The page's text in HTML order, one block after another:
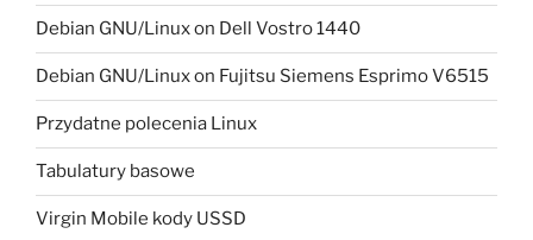
Debian GNU/Linux on Dell Vostro 1440
Debian GNU/Linux on Fujitsu Siemens Esprimo V6515
Przydatne polecenia Linux
Tabulatury basowe
Virgin Mobile kody USSD